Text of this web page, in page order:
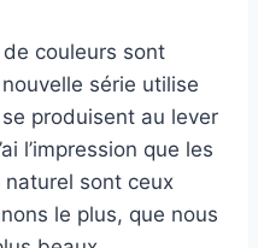
couleurs sont
série utilise
produisent au lever
l’impression que les
sont ceux
le plus, que nous